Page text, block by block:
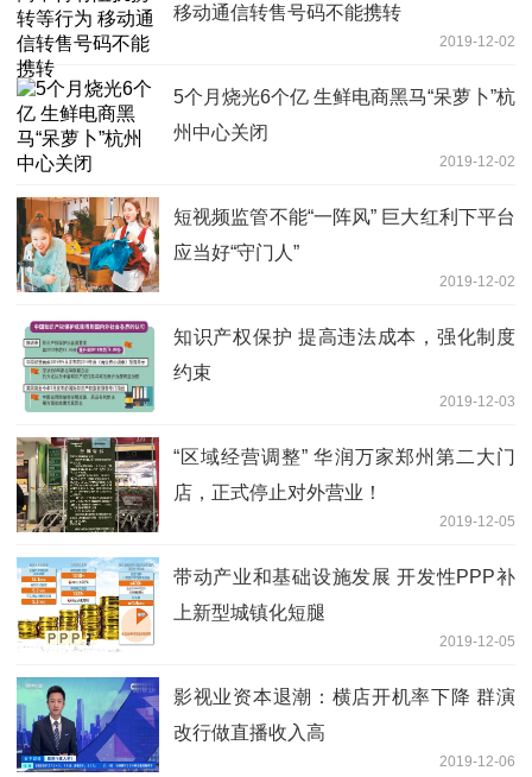
移动通信转售号码不能携转
2019-12-02
5个月烧光6个亿 生鲜电商黑马“呆萝卜”杭
州中心关闭
2019-12-02
短视频监管不能“一阵风” 巨大红利下平台
应当好“守门人”
2019-12-02
知识产权保护 提高违法成本，强化制度
约束
2019-12-03
“区域经营调整” 华润万家郑州第二大门
店，正式停止对外营业！
2019-12-05
带动产业和基础设施发展 开发性PPP补
上新型城镇化短腿
2019-12-05
影视业资本退潮：横店开机率下降 群演
改行做直播收入高
2019-12-06